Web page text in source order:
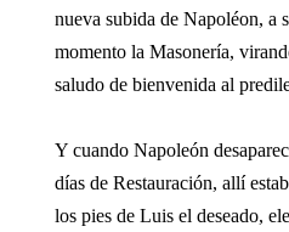
nueva subida de Napoléon, a
momento la Masonería,
saludo de bienvenida al
Y cuando Napoleón
días de Restauración, allí
los pies de Luis el deseado,